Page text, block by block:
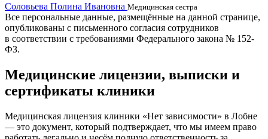
Соловьева Полина Ивановна Медицинская сестра
Все персональные данные, размещённые на данной странице,
опубликованы с письменного согласия сотрудников
в соответствии с требованиями Федерального закона № 152-
ФЗ.
Медицинские лицензии, выписки и
сертификаты клиники
Медицинская лицензия клиники «Нет зависимости» в Лобне
— это документ, который подтверждает, что мы имеем право